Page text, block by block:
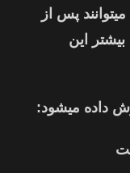
پس از
این
داده میشود: